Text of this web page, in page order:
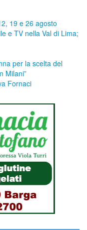
19 e 26 agosto
e TV nella Val di Lima;
per la scelta del
Milani”
Fornaci